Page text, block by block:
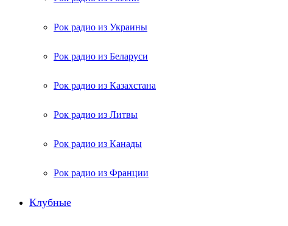
Рок радио из Украины
Рок радио из Беларуси
Рок радио из Казахстана
Рок радио из Литвы
Рок радио из Канады
Рок радио из Франции
Клубные